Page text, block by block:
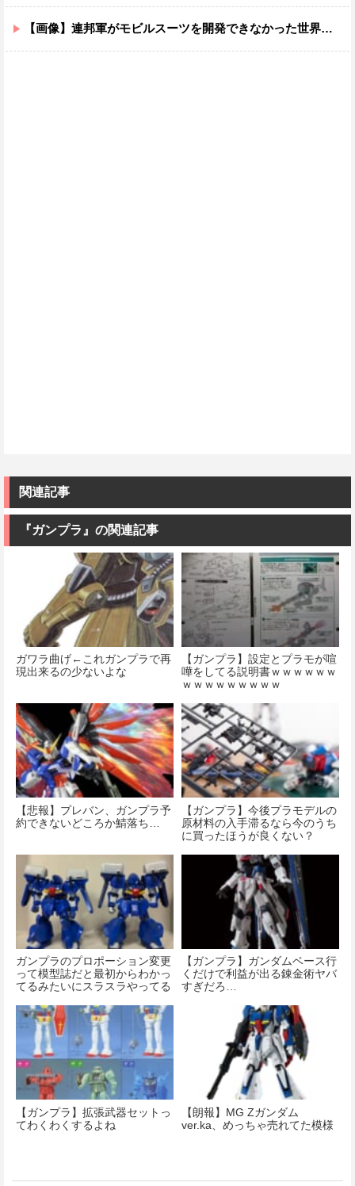
【画像】連邦軍がモビルスーツを開発できなかった世界線のガンダムｗｗｗｗｗｗｗ
関連記事
『ガンプラ』の関連記事
ガワラ曲げ←これガンプラで再
現出来るの少ないよな
【ガンプラ】設定とプラモが喧
嘩をしてる説明書ｗｗｗｗｗｗ
ｗｗｗｗｗｗｗｗｗ
【悲報】プレバン、ガンプラ予
約できないどころか鯖落ち…
【ガンプラ】今後プラモデルの
原材料の入手滞るなら今のうち
に買ったほうが良くない？
ガンプラのプロポーション変更
って模型誌だと最初からわかっ
てるみたいにスラスラやってる
【ガンプラ】ガンダムベース行
くだけで利益が出る錬金術ヤバ
すぎだろ…
【ガンプラ】拡張武器セットっ
てわくわくするよね
【朗報】MG Ζガンダム
ver.ka、めっちゃ売れてた模様